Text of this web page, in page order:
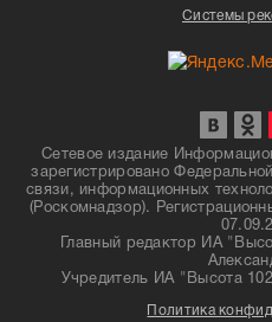
Системы
Сетевое издание
зарегистрировано
связи, информационных
(Роскомнадзор).
Главный редактор ИА
Учредитель ИА "Высота
Политика